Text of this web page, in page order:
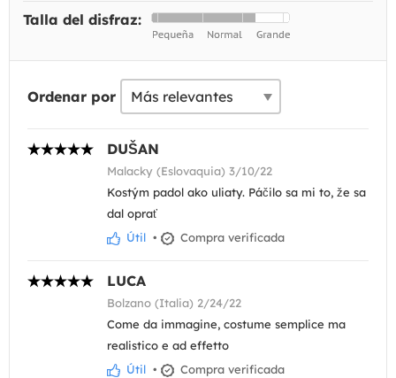
Talla del disfraz:
Ordenar por
DUŠAN
Malacky (Eslovaquia) 3/10/22
Kostým padol ako uliaty. Páčilo sa mi to, že sa
dal oprať
Útil • Compra verificada
LUCA
Bolzano (Italia) 2/24/22
Come da immagine, costume semplice ma
realistico e ad effetto
Útil • Compra verificada